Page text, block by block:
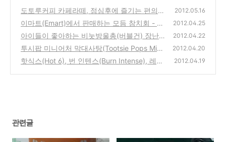
도토루커피 카페라떼, 점심후에 즐기는 편의점
에서 판매하는 천원대의 저렴한 정통 수제드립
커피
(2)
2012.05.16
이마트(Emart)에서 판매하는 모듬 참치회 - 저
렴하기는 하지만, 부위와 해동이 아쉬운 참치
구입 시식기
(4)
2012.04.25
아이들이 좋아하는 비눗방울총(버블건) 장난
감. 마트에서 구입해서 써본 사용기
(0)
2012.04.22
투시팝 미니어처 막대사탕(Tootsie Pops Mini
atures) 350개 인터넷에서 구입
(1)
2012.04.20
핫식스(Hot 6), 번 인텐스(Burn Intense), 레드
2012.04.19
관련글